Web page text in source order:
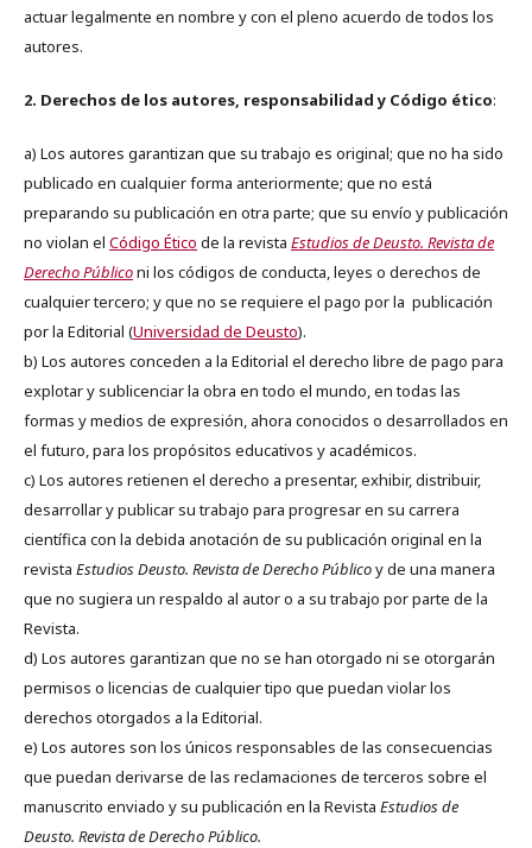
actuar legalmente en nombre y con el pleno acuerdo de todos los
autores.
2. Derechos de los autores, responsabilidad y Código ético:
a) Los autores garantizan que su trabajo es original; que no ha sido
publicado en cualquier forma anteriormente; que no está
preparando su publicación en otra parte; que su envío y publicación
no violan el Código Ético de la revista Estudios de Deusto. Revista de
Derecho Públiconi los códigos de conducta, leyes o derechos de
cualquier tercero; y que no se requiere el pago por la publicación
por la Editorial (Universidad de Deusto).
b) Los autores conceden a la Editorial el derecho libre de pago para
explotar y sublicenciar la obra en todo el mundo, en todas las
formas y medios de expresión, ahora conocidos o desarrollados en
el futuro, para los propósitos educativos y académicos.
c) Los autores retienen el derecho a presentar, exhibir, distribuir,
desarrollar y publicar su trabajo para progresar en su carrera
científica con la debida anotación de su publicación original en la
revista Estudios Deusto. Revista de Derecho Públicoy de una manera
que no sugiera un respaldo al autor o a su trabajo por parte de la
Revista.
d) Los autores garantizan que no se han otorgado ni se otorgarán
permisos o licencias de cualquier tipo que puedan violar los
derechos otorgados a la Editorial.
e) Los autores son los únicos responsables de las consecuencias
que puedan derivarse de las reclamaciones de terceros sobre el
manuscrito enviado y su publicación en la Revista Estudios de
Deusto. Revista de Derecho Público.